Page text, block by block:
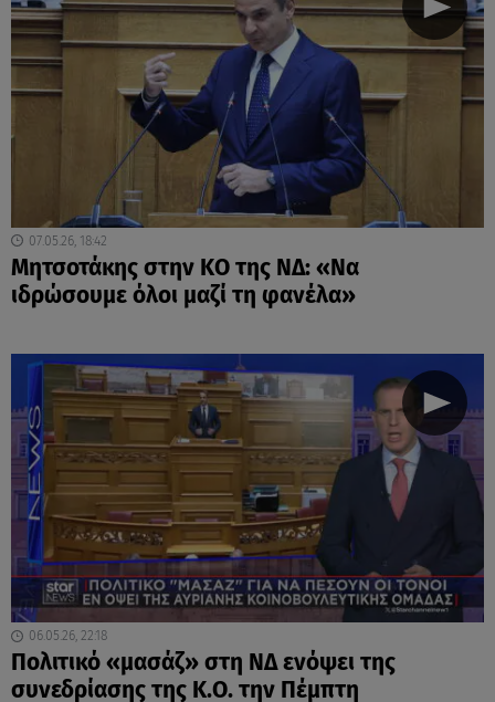
07.05.26, 18:42
Μητσοτάκης στην ΚΟ της ΝΔ: «Να
ιδρώσουμε όλοι μαζί τη φανέλα»
06.05.26, 22:18
Πολιτικό «μασάζ» στη ΝΔ ενόψει της
συνεδρίασης της Κ.Ο. την Πέμπτη